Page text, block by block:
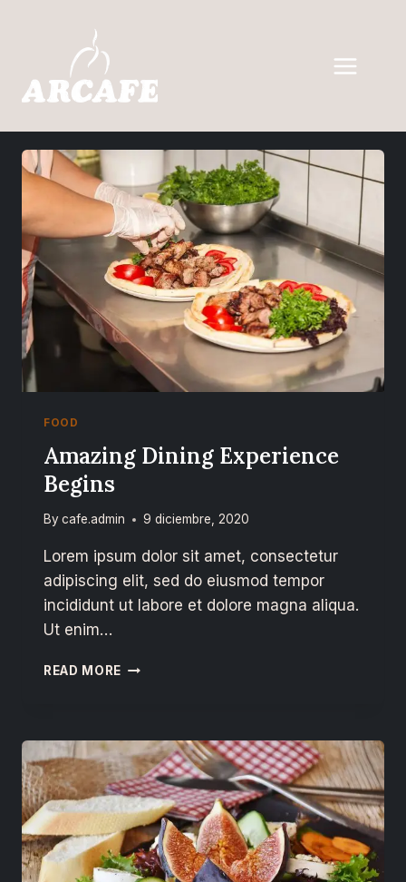
FOOD
Amazing Dining Experience
Begins
By cafe.admin 9 diciembre, 2020
Lorem ipsum dolor sit amet, consectetur
adipiscing elit, sed do eiusmod tempor
incididunt ut labore et dolore magna aliqua.
Ut enim…
READ MORE